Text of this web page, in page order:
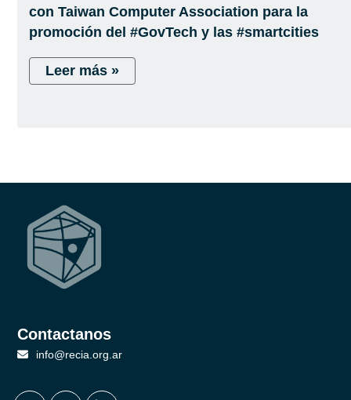
con Taiwan Computer Association para la
promoción del #GovTech y las #smartcities
Leer más »
Contactanos
info@recia.org.ar